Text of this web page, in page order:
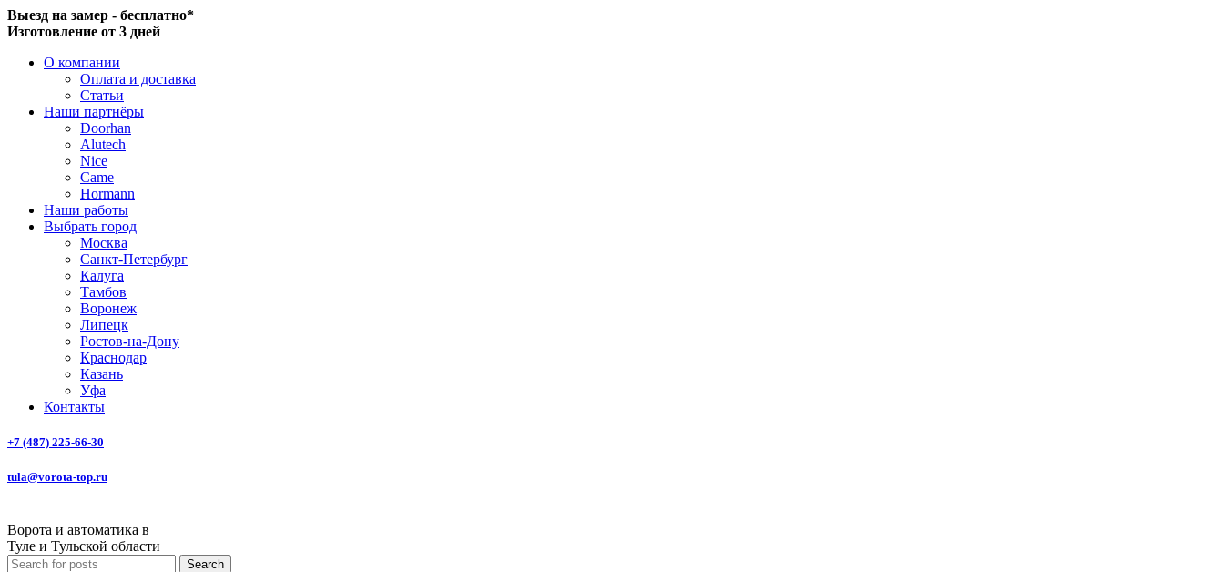
Выезд на замер - бесплатно*
Изготовление от 3 дней
О компании
Оплата и доставка
Статьи
Наши партнёры
Doorhan
Alutech
Nice
Came
Hormann
Наши работы
Выбрать город
Москва
Санкт-Петербург
Калуга
Тамбов
Воронеж
Липецк
Ростов-на-Дону
Краснодар
Казань
Уфа
Контакты
+7 (487) 225-66-30
tula@vorota-top.ru
Ворота и автоматика в
Туле и Тульской области
Search